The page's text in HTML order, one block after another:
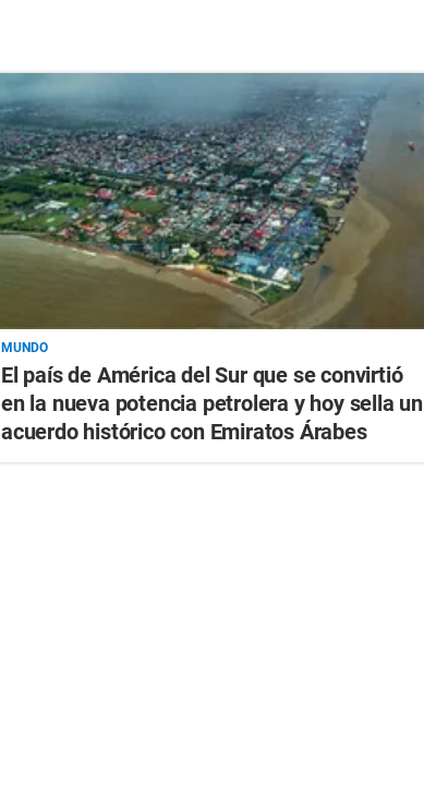
MUNDO
El país de América del Sur que se convirtió
en la nueva potencia petrolera y hoy sella un
acuerdo histórico con Emiratos Árabes